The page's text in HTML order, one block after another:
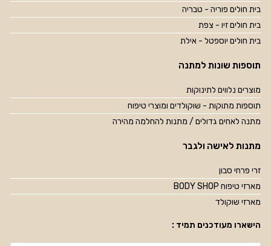
בית חולים פוריה - טבריה
בית חולים זיו - צפת
בית חולים יוספטל - אילת
תוספות שונות למתנה
מוצרים נלווים לתינוקות
תוספות מתוקות - שוקולדים ומוצרי טיפוח
מתנה לאחים גדולים / מתנות להחלמה מהירה
מתנות לאישה ולגבר
זרי פרחי סבון
מארזי טיפוח BODY SHOP
מארזי שוקולד
הישארו מעודכנים תמיד :